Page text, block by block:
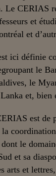
Le CERIAS
et
et
ici définie
le
le
et, bien
est de
le
et sa
arts et